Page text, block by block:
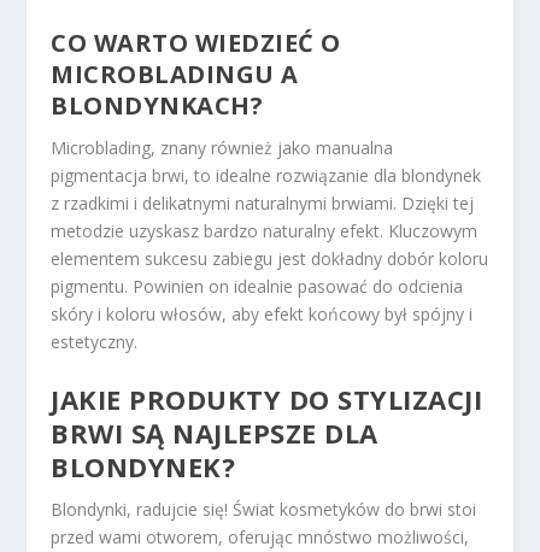
CO WARTO WIEDZIEĆ O
MICROBLADINGU A
BLONDYNKACH?
Microblading, znany również jako manualna
pigmentacja brwi, to idealne rozwiązanie dla blondynek
z rzadkimi i delikatnymi naturalnymi brwiami. Dzięki tej
metodzie uzyskasz bardzo naturalny efekt. Kluczowym
elementem sukcesu zabiegu jest dokładny dobór koloru
pigmentu. Powinien on idealnie pasować do odcienia
skóry i koloru włosów, aby efekt końcowy był spójny i
estetyczny.
JAKIE PRODUKTY DO STYLIZACJI
BRWI SĄ NAJLEPSZE DLA
BLONDYNEK?
Blondynki, radujcie się! Świat kosmetyków do brwi stoi
przed wami otworem, oferując mnóstwo możliwości,